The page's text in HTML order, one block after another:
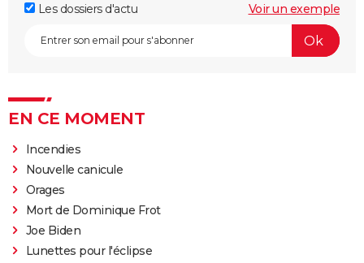
Les dossiers d'actu
Voir un exemple
EN CE MOMENT
Incendies
Nouvelle canicule
Orages
Mort de Dominique Frot
Joe Biden
Lunettes pour l'éclipse